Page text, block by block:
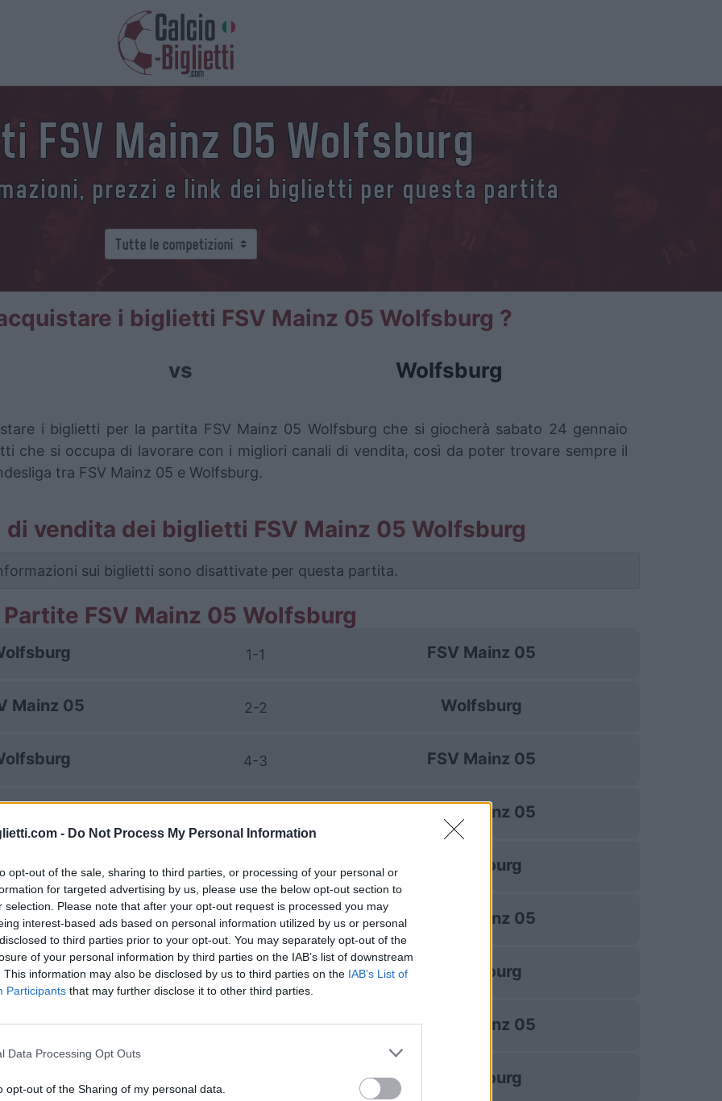
- Do Not Process My Personal Information
opt-out of the sale, sharing to third parties, or processing of your personal or
for targeted advertising by us, please use the below opt-out section to
selection. Please note that after your opt-out request is processed you may
interest-based ads based on personal information utilized by us or personal
to third parties prior to your opt-out. You may separately opt-out of the
of your personal information by third parties on the IAB’s list of downstream
This information may also be disclosed by us to third parties on the IAB’s List of
Participants that may further disclose it to other third parties.
Data Processing Opt Outs
opt-out of the Sharing of my personal data.
FSV Mainz 05 Wolfsburg
prezzi e link dei biglietti per questa partita
i biglietti FSV Mainz 05 Wolfsburg ?
vs Wolfsburg
i biglietti per la partita FSV Mainz 05 Wolfsburg che si giocherà sabato 24 gennaio
che si occupa di lavorare con i migliori canali di vendita, così da poter trovare sempre il
tra FSV Mainz 05 e Wolfsburg.
vendita dei biglietti FSV Mainz 05 Wolfsburg
sui biglietti sono disattivate per questa partita.
Partite FSV Mainz 05 Wolfsburg
1-1 FSV Mainz 05
Mainz 05 2-2 Wolfsburg
4-3 FSV Mainz 05
FSV Mainz 05
Mainz 05 1-1 Wolfsburg
3-0 FSV Mainz 05
Mainz 05 0-3 Wolfsburg
5-0 FSV Mainz 05
Wolfsburg